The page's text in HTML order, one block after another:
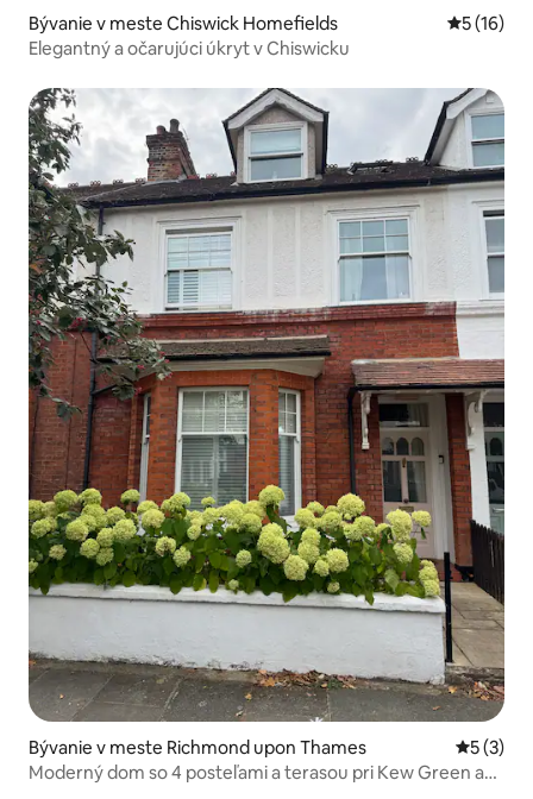
Bývanie v meste Chiswick Homefields
5 (16)
Elegantný a očarujúci úkryt v Chiswicku
Bývanie v meste Richmond upon Thames
5 (3)
Moderný dom so 4 posteľami a terasou pri Kew Green a